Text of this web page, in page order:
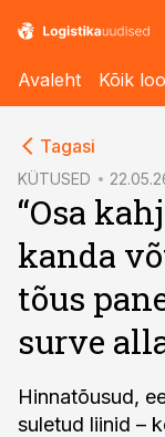
Avaleht Kõik
Tagasi
KÜTUSED
“Osa
kanda
tõus
surve
Hinnatõusud,
suletud liinid –